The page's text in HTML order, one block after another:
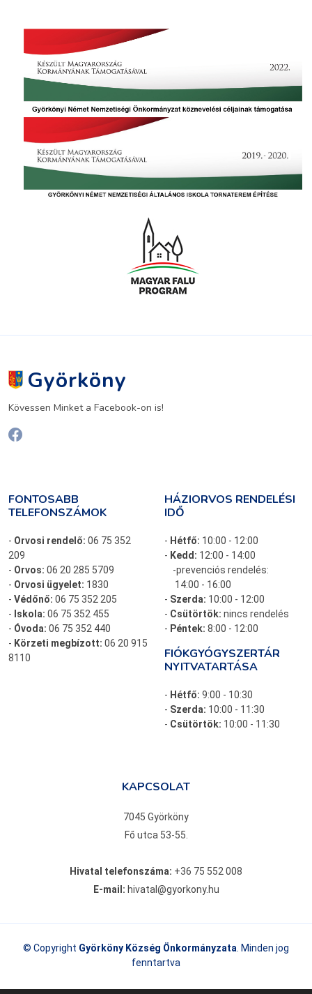
Györköny
Kövessen Minket a Facebook-on is!
FONTOSABB
TELEFONSZÁMOK
- Orvosi rendelő: 06 75 352
209
- Orvos: 06 20 285 5709
- Orvosi ügyelet: 1830
- Védőnő: 06 75 352 205
- Iskola: 06 75 352 455
- Óvoda: 06 75 352 440
- Körzeti megbízott: 06 20 915
8110
HÁZIORVOS RENDELÉSI
IDŐ
- Hétfő: 10:00 - 12:00
- Kedd: 12:00 - 14:00
-prevenciós rendelés:
14:00 - 16:00
- Szerda: 10:00 - 12:00
- Csütörtök: nincs rendelés
- Péntek: 8:00 - 12:00
FIÓKGYÓGYSZERTÁR
NYITVATARTÁSA
- Hétfő: 9:00 - 10:30
- Szerda: 10:00 - 11:30
- Csütörtök: 10:00 - 11:30
KAPCSOLAT
7045 Györköny
Fő utca 53-55.
Hivatal telefonszáma: +36 75 552 008
E-mail: hivatal@gyorkony.hu
© Copyright Györköny Község Önkormányzata . Minden jog
fenntartva